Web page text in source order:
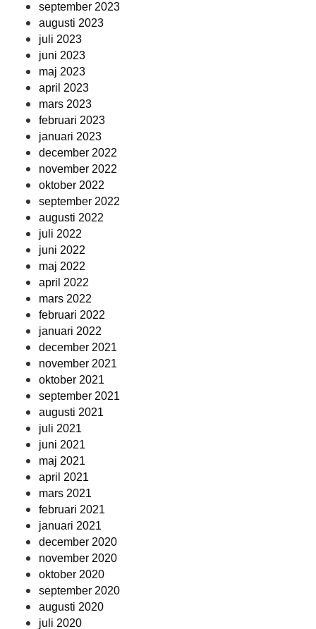
september 2023
augusti 2023
juli 2023
juni 2023
maj 2023
april 2023
mars 2023
februari 2023
januari 2023
december 2022
november 2022
oktober 2022
september 2022
augusti 2022
juli 2022
juni 2022
maj 2022
april 2022
mars 2022
februari 2022
januari 2022
december 2021
november 2021
oktober 2021
september 2021
augusti 2021
juli 2021
juni 2021
maj 2021
april 2021
mars 2021
februari 2021
januari 2021
december 2020
november 2020
oktober 2020
september 2020
augusti 2020
juli 2020